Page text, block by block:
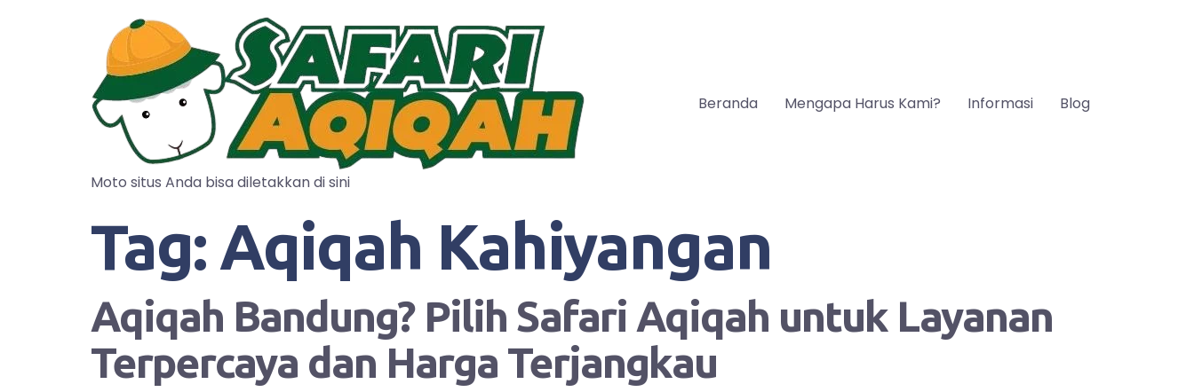
Moto situs Anda bisa diletakkan di sini
Beranda Mengapa Harus Kami? Informasi Blog
Tag: Aqiqah Kahiyangan
Aqiqah Bandung? Pilih Safari Aqiqah untuk Layanan
Terpercaya dan Harga Terjangkau